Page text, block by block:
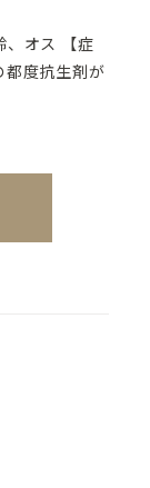
、オス 【症
都度抗生剤が